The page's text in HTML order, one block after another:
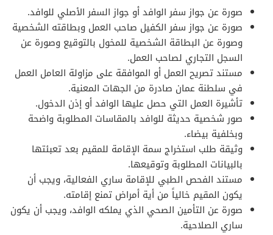
صورة عن جواز سفر الوافد أو جواز السفر الأصلي للوافد.
صورة عن جواز سفر الكفيل صاحب العمل وبطاقته الشخصية
وصورة عن البطاقة الشخصية للمخول بالتوقيع وصورة عن
السجل التجاري لصاحب العمل.
مستند تصريح العمل أو الموافقة على مزاولة العامل العمل
في سلطنة عمان صادرة من الجهات المعنية.
تأشيرة العمل التي حصل عليها الوافد أو إذن الدخول.
صور شخصية حديثة للوافد بالمقاسات المطلوبة واضحة
وبخلفية بيضاء.
وثيقة طلب استخراج سمة الإقامة للمقيم بعد تعبئتها
بالبيانات المطلوبة وتوقيعها.
مستند الفحص الطبي للإقامة ساري الفعالية، ويجب أن
يكون المقيم خالياً من أية أمراض تمنع إقامته.
صورة عن التأمين الصحي الذي يملكه الوافد، ويجب أن يكون
ساري الصلاحية.